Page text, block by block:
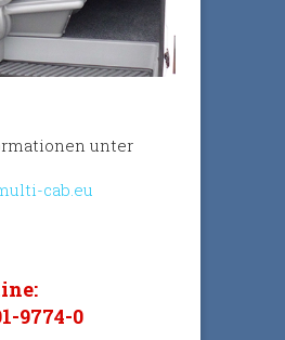
unter
cab.eu
9774-0